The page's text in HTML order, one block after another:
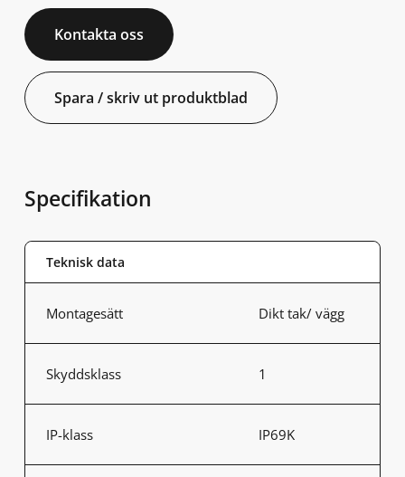
Kontakta oss
Spara / skriv ut produktblad
Specifikation
Teknisk data
Montagesätt Dikt tak/ vägg
Skyddsklass 1
IP-klass IP69K